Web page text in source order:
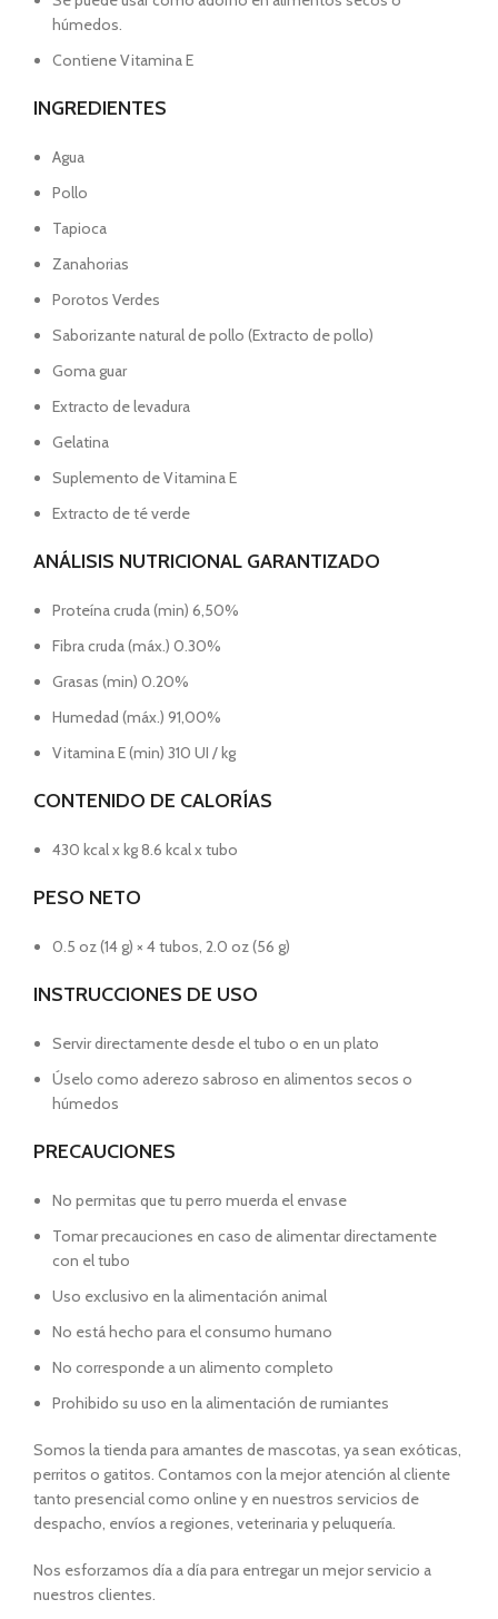
húmedos.
Contiene Vitamina E
INGREDIENTES
Agua
Pollo
Tapioca
Zanahorias
Porotos Verdes
Saborizante natural de pollo (Extracto de pollo)
Goma guar
Extracto de levadura
Gelatina
Suplemento de Vitamina E
Extracto de té verde
ANÁLISIS NUTRICIONAL GARANTIZADO
Proteína cruda (min) 6,50%
Fibra cruda (máx.) 0.30%
Grasas (min) 0.20%
Humedad (máx.) 91,00%
Vitamina E (min) 310 UI / kg
CONTENIDO DE CALORÍAS
430 kcal x kg 8.6 kcal x tubo
PESO NETO
0.5 oz (14 g) × 4 tubos, 2.0 oz (56 g)
INSTRUCCIONES DE USO
Servir directamente desde el tubo o en un plato
Úselo como aderezo sabroso en alimentos secos o
húmedos
PRECAUCIONES
No permitas que tu perro muerda el envase
Tomar precauciones en caso de alimentar directamente
con el tubo
Uso exclusivo en la alimentación animal
No está hecho para el consumo humano
No corresponde a un alimento completo
Prohibido su uso en la alimentación de rumiantes
Somos la tienda para amantes de mascotas, ya sean exóticas,
perritos o gatitos. Contamos con la mejor atención al cliente
tanto presencial como online y en nuestros servicios de
despacho, envíos a regiones, veterinaria y peluquería.
Nos esforzamos día a día para entregar un mejor servicio a
nuestros clientes.